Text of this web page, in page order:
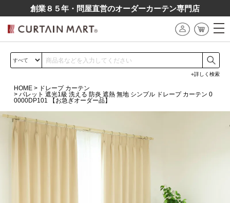
創業８５年・問屋直営のオーダーカーテン専⾨店
詳しく検索
HOME
ドレープ カーテン
パレット 遮光1級 洗える 防炎 遮熱 無地 シンプル ドレープ カーテン 0
0000DP101 【お急ぎオーダー品】